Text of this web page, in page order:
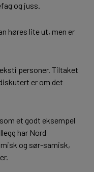
og juss.
høres lite ut, men er
personer. Tiltaket
er om det
et godt eksempel
har Nord
og sør-samisk,